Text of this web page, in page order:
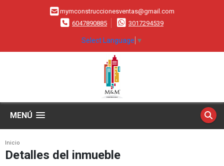
mymconstruccionesventas@gmail.com
6047890885
3017294539
Select Language ▼
MENÚ
Inicio
Detalles del inmueble